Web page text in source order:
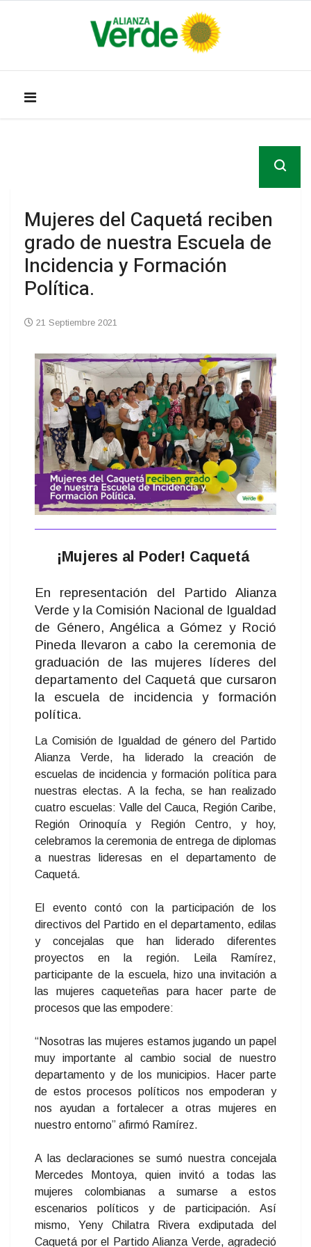
Mujeres del Caquetá reciben
grado de nuestra Escuela de
Incidencia y Formación
Política.
21 Septiembre 2021
¡Mujeres al Poder! Caquetá
En representación del Partido Alianza
Verde y la Comisión Nacional de Igualdad
de Género, Angélica a Gómez y Roció
Pineda llevaron a cabo la ceremonia de
graduación de las mujeres líderes del
departamento del Caquetá que cursaron
la escuela de incidencia y formación
política.
La Comisión de Igualdad de género del Partido
Alianza Verde, ha liderado la creación de
escuelas de incidencia y formación política para
nuestras electas. A la fecha, se han realizado
cuatro escuelas: Valle del Cauca, Región Caribe,
Región Orinoquía y Región Centro, y hoy,
celebramos la ceremonia de entrega de diplomas
a nuestras lideresas en el departamento de
Caquetá.
El evento contó con la participación de los
directivos del Partido en el departamento, edilas
y concejalas que han liderado diferentes
proyectos en la región. Leila Ramírez,
participante de la escuela, hizo una invitación a
las mujeres caqueteñas para hacer parte de
procesos que las empodere:
“Nosotras las mujeres estamos jugando un papel
muy importante al cambio social de nuestro
departamento y de los municipios. Hacer parte
de estos procesos políticos nos empoderan y
nos ayudan a fortalecer a otras mujeres en
nuestro entorno” afirmó Ramírez.
A las declaraciones se sumó nuestra concejala
Mercedes Montoya, quien invitó a todas las
mujeres colombianas a sumarse a estos
escenarios políticos y de participación. Así
mismo, Yeny Chilatra Rivera exdiputada del
Caquetá por el Partido Alianza Verde, agradeció